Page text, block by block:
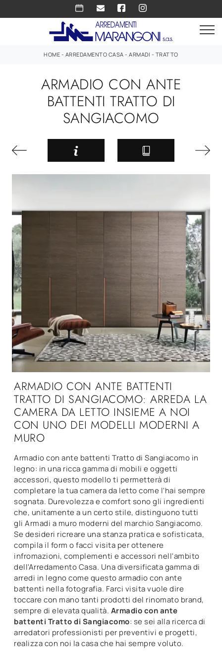
HOME - ARREDAMENTO CASA -ARMADI - TRATTO
ARMADIO CON ANTE
BATTENTI TRATTO DI
SANGIACOMO
ARMADIO CON ANTE BATTENTI
TRATTO DI SANGIACOMO: ARREDA LA
CAMERA DA LETTO INSIEME A NOI
CON UNO DEI MODELLI MODERNI A
MURO
Armadio con ante battenti Tratto di Sangiacomo in
legno: in una ricca gamma di mobili e oggetti
accessori, questo modello ti permetterà di
completare la tua camera da letto come l'hai sempre
sognata. Durevolezza e comfort sono gli ingredienti
che, unitamente a un certo stile, distinguono tutti
gli Armadi a muro moderni del marchio Sangiacomo.
Se desideri ricreare una stanza pratica e sofisticata,
compila il form o facci visita per ottenere
infromazioni, complementi e accessori nell'ambito
dell'Arredamento Casa. Una diversificata gamma di
arredi in legno come questo armadio con ante
battenti nella fotografia. Farci visita vuole dire
toccare con mano tanti prodotti del rinomato brand,
sempre di elevata qualità. Armadio con ante
battenti Tratto di Sangiacomo: se sei alla ricerca di
arredatori professionisti per preventivi e progetti,
realizza con noi la casa che hai sempre voluto.